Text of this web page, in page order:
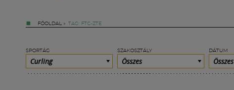
FŐOLDAL » TAG: FTC-ZTE
SPORTÁG
Curling
SZAKOSZTÁLY
Összes
DÁTUM
Összes